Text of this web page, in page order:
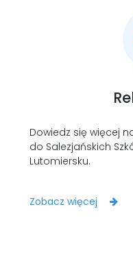
Dowiedz się więcej
do Salezjańskich
Lutomiersku.
Zobacz więcej